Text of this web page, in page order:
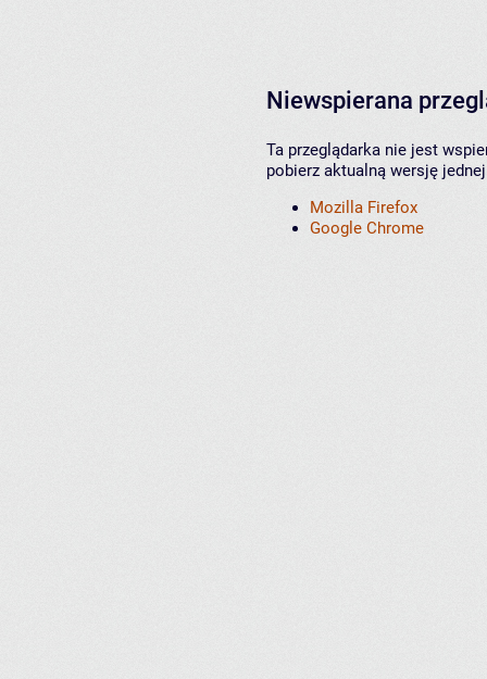
Niewspierana
Ta przeglądarka nie jest
pobierz aktualną wersję
Mozilla Firefox
Google Chrome